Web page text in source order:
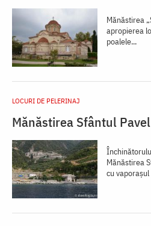
Mănăstirea
apropierea
poalele...
LOCURI DE PELERINAJ
Mănăstirea Sfântul
Mănăstirea
cu vaporaşul